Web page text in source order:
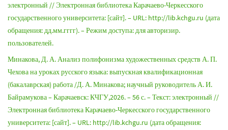
электронный // Электронная библиотека Карачаево-Черкесского
государственного университета: [сайт]. – URL: http://lib.kchgu.ru (дата
обращения: дд.мм.гггг). – Режим доступа: для авторизир.
пользователей.
Минакова, Д. А. Анализ полифонизма художественных средств А. П.
Чехова на уроках русского языка: выпускная квалификационная
(бакалаврская) работа /Д. А. Минакова; научный руководитель А. И.
Байрамукова – Карачаевск: КЧГУ,2026. – 56 с. – Текст: электронный //
Электронная библиотека Карачаево-Черкесского государственного
университета: [сайт]. – URL: http://lib.kchgu.ru (дата обращения: